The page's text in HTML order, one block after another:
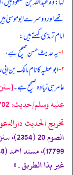
تھے اور دوسرے ابوموسیٰ
امام ترمذی کہتے ہیں:
۱- یہ حدیث حسن صحیح ہے،
۲- ابوعطیہ کا نام مالک بن
عامر ہی زیادہ صحیح ہے۔
عليه وسلم/حدیث: 702]
تخریج الحدیث
غیر ہذا الطریق۔»